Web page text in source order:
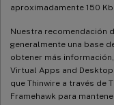
aproximadamente 150
Nuestra recomendación
generalmente una base
obtener más
Virtual Apps and
que Thinwire a través de
Framehawk para